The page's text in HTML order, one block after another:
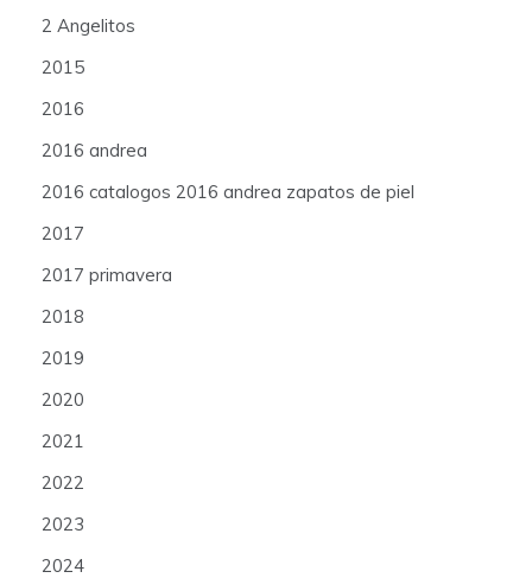
2 Angelitos
2015
2016
2016 andrea
2016 catalogos 2016 andrea zapatos de piel
2017
2017 primavera
2018
2019
2020
2021
2022
2023
2024